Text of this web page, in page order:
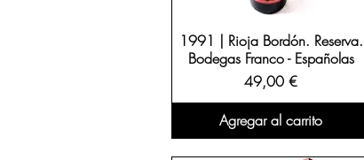
1991 | Rioja Bordón. Reserva.
Bodegas Franco - Españolas
Precio
49,00 €
Agregar al carrito